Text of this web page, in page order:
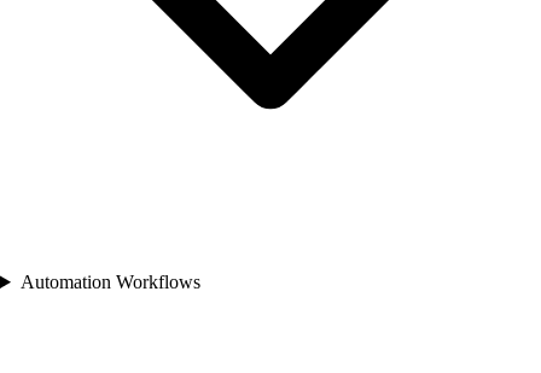
Automation Workflows